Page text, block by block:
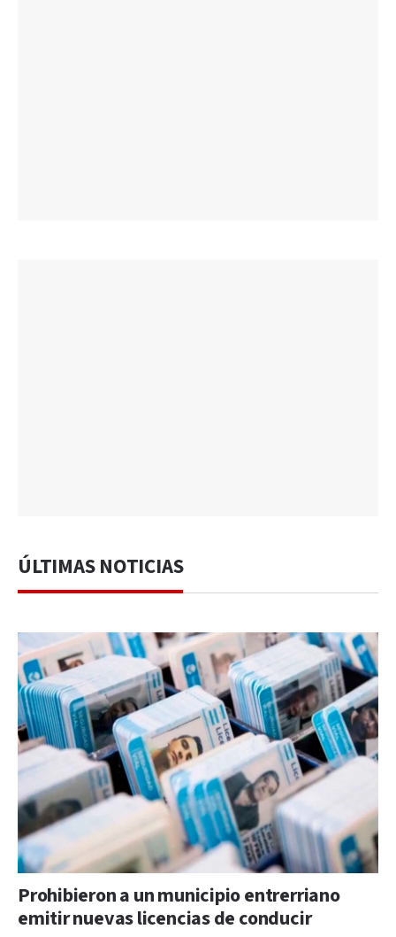
ÚLTIMAS NOTICIAS
Prohibieron a un municipio entrerriano
emitir nuevas licencias de conducir